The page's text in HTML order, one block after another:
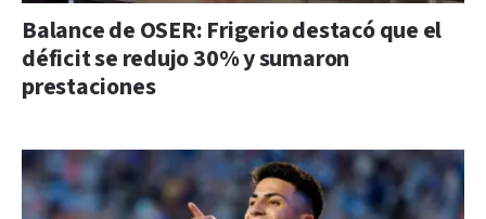
Balance de OSER: Frigerio destacó que el
déficit se redujo 30% y sumaron
prestaciones